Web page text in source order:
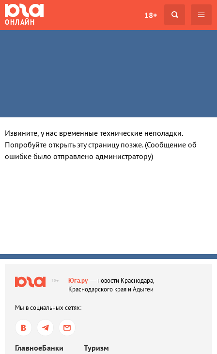
ОНЛАЙН
18+
Извините, у нас временные технические неполадки.
Попробуйте открыть эту страницу позже. (Сообщение об
ошибке было отправлено администратору)
18+ Юга.ру— новости Краснодара,
Краснодарского края и Адыгеи
Мы в социальных сетях:
ГлавноеБанки Туризм